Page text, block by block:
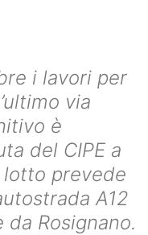
i lavori per
via
è
del CIPE a
lotto prevede
A12
Rosignano.